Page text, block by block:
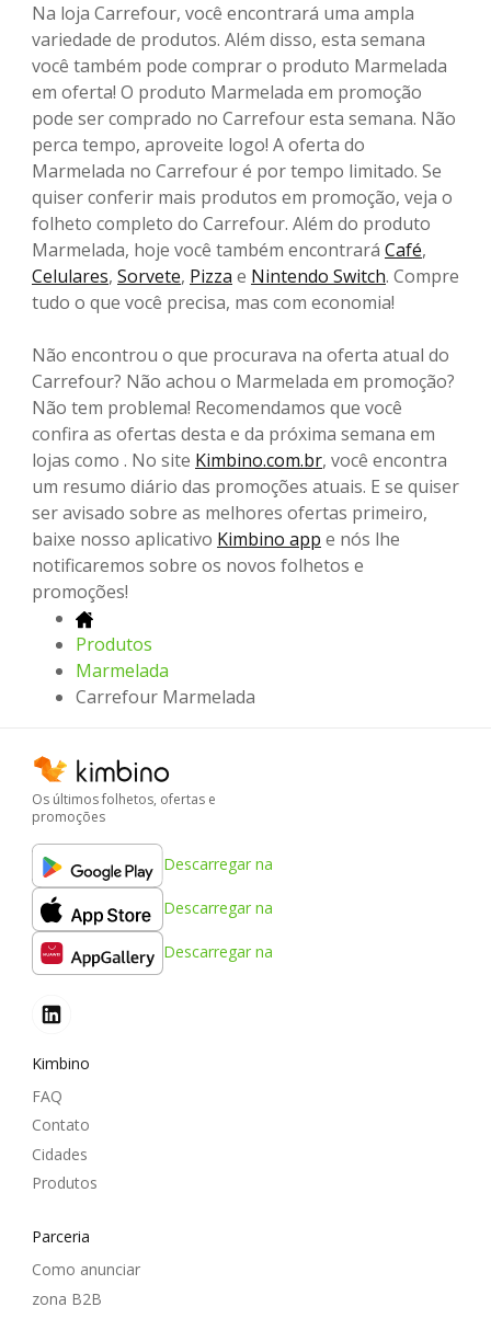
Na loja Carrefour, você encontrará uma ampla
variedade de produtos. Além disso, esta semana
você também pode comprar o produto Marmelada
em oferta! O produto Marmelada em promoção
pode ser comprado no Carrefour esta semana. Não
perca tempo, aproveite logo! A oferta do
Marmelada no Carrefour é por tempo limitado. Se
quiser conferir mais produtos em promoção, veja o
folheto completo do Carrefour. Além do produto
Marmelada, hoje você também encontrará Café,
Celulares, Sorvete, Pizza e Nintendo Switch. Compre
tudo o que você precisa, mas com economia!
Não encontrou o que procurava na oferta atual do
Carrefour? Não achou o Marmelada em promoção?
Não tem problema! Recomendamos que você
confira as ofertas desta e da próxima semana em
lojas como . No site Kimbino.com.br, você encontra
um resumo diário das promoções atuais. E se quiser
ser avisado sobre as melhores ofertas primeiro,
baixe nosso aplicativo Kimbino app e nós lhe
notificaremos sobre os novos folhetos e
promoções!
Produtos
Marmelada
Carrefour Marmelada
Os últimos folhetos, ofertas e
promoções
Descarregar na
Descarregar na
Descarregar na
Kimbino
FAQ
Contato
Cidades
Produtos
Parceria
Como anunciar
zona B2B